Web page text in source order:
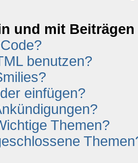
und mit
benutzen?
einfügen?
Themen?